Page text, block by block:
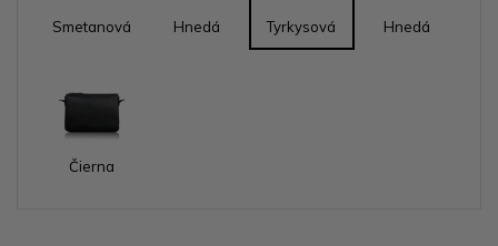
Smetanová Hnedá Tyrkysová Hnedá
Čierna